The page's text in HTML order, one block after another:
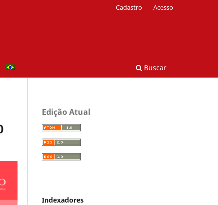
Buscar
Cadastro Acesso
Edição Atual
Indexadores